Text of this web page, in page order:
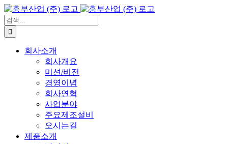
콘
텐
츠
로
검
색:
회사소개
회사개요
미션/비전
경영이념
회사연혁
사업분야
주요제조설비
오시는길
제품소개